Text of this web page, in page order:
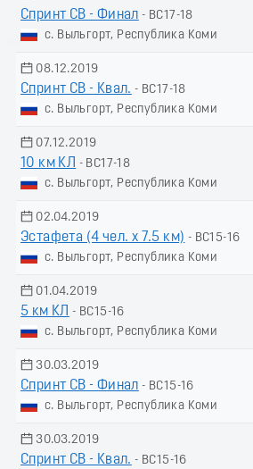
Спринт СВ - Финал - ВС17-18
с. Выльгорт, Республика Коми
08.12.2019
Спринт СВ - Квал. - ВС17-18
с. Выльгорт, Республика Коми
07.12.2019
10 км КЛ
- ВС17-18
с. Выльгорт, Республика Коми
02.04.2019
Эстафета (4 чел. х 7.5 км) - ВС15-16
с. Выльгорт, Республика Коми
01.04.2019
5 км КЛ
- ВС15-16
с. Выльгорт, Республика Коми
30.03.2019
Спринт СВ - Финал - ВС15-16
с. Выльгорт, Республика Коми
30.03.2019
Спринт СВ - Квал. - ВС15-16